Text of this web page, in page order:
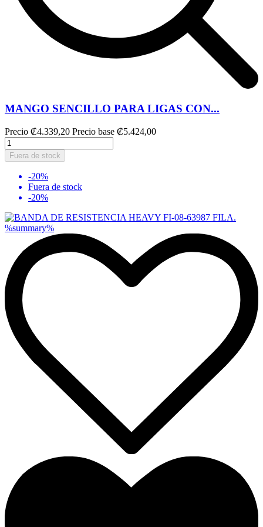
MANGO SENCILLO PARA LIGAS CON...
Precio ₡4.339,20 Precio base ₡5.424,00
Fuera de stock
-20%
Fuera de stock
-20%